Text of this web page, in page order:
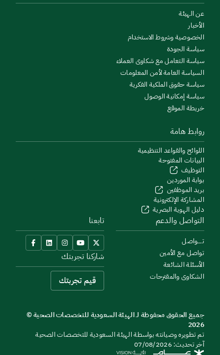
عن الهيئة
الأخبار
الخصوصية وشروط الاستخدام
سياسة الجودة
سياسة التعامل مع شكاوى العملاء
السياسة العامة لأمن المعلومات
سياسة حقوق الملكية الفكرية
سياسة إمكانية الوصول
خريطة الموقع
روابط هامة
اللوائح والقواعد التنظيمية
البيانات المفتوحة
التوظيف
بوابة الموردين
بريد الموظفين
المشاركة الإلكترونية
دليل الهوية البصرية
التواصل والدعم
تــــواصل
تواصل مع الأمين
الأسئلة الشائعة
الشكاوى والمقترحات
تابعنا
شاركنا تجربتك
قيم تجربتك
جميع الحقوق محفوظة لـ الهيئة السعودية للتخصصات الصحية ©
2026
تم تطويره وصيانته بواسطة الهيئة السعودية للتخصصات الصحية
آخر تحديث: 07/08/2026